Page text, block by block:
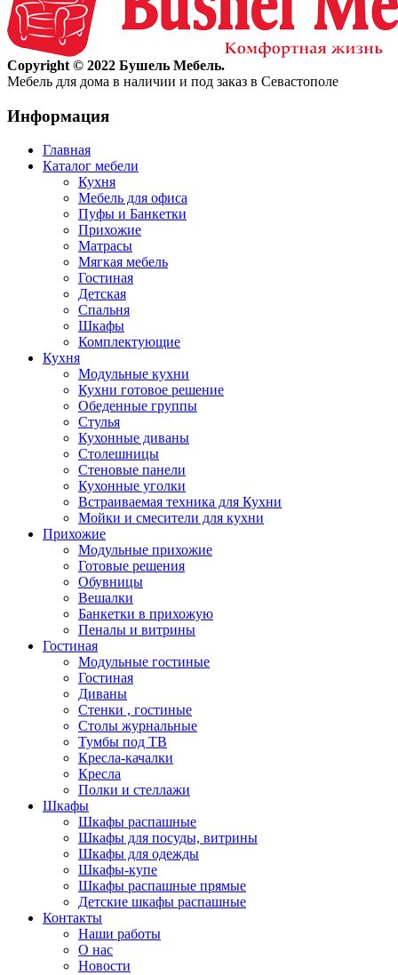
Copyright © 2022 Бушель Мебель.
Мебель для дома в наличии и под заказ в Севастополе
Информация
Главная
Каталог мебели
Кухня
Мебель для офиса
Пуфы и Банкетки
Прихожие
Матрасы
Мягкая мебель
Гостиная
Детская
Спальня
Шкафы
Комплектующие
Кухня
Модульные кухни
Кухни готовое решение
Обеденные группы
Стулья
Кухонные диваны
Столешницы
Стеновые панели
Кухонные уголки
Встраиваемая техника для Кухни
Мойки и смесители для кухни
Прихожие
Модульные прихожие
Готовые решения
Обувницы
Вешалки
Банкетки в прихожую
Пеналы и витрины
Гостиная
Модульные гостиные
Гостиная
Диваны
Стенки , гостиные
Столы журнальные
Тумбы под ТВ
Кресла-качалки
Кресла
Полки и стеллажи
Шкафы
Шкафы распашные
Шкафы для посуды, витрины
Шкафы для одежды
Шкафы-купе
Шкафы распашные прямые
Детские шкафы распашные
Контакты
Наши работы
О нас
Новости